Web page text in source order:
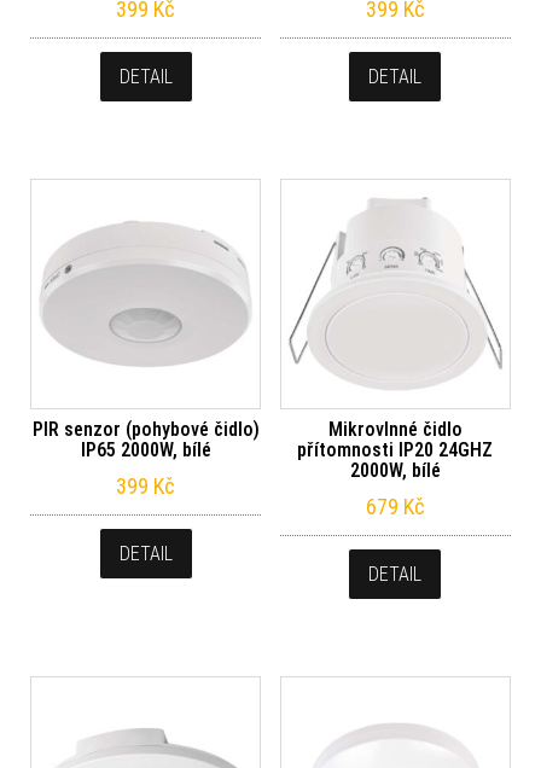
399 Kč
DETAIL
399 Kč
DETAIL
PIR senzor (pohybové čidlo)
IP65 2000W, bílé
399 Kč
DETAIL
Mikrovlnné čidlo
přítomnosti IP20 24GHZ
2000W, bílé
679 Kč
DETAIL